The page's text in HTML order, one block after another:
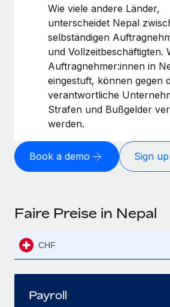
Wie viele andere Länder,
unterscheidet Nepal
selbständigen
und Vollzeitbeschäftigten.
Auftragnehmer:innen in
eingestuft, können gegen
verantwortliche
Strafen und Bußgelder
werden.
Book a demo Sign
Faire Preise in Nepal
CHF
Payroll